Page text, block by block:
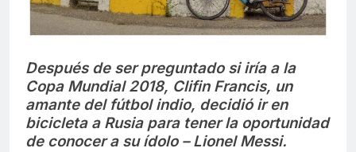
Después de ser preguntado si iría a la
Copa Mundial 2018, Clifin Francis, un
amante del fútbol indio, decidió ir en
bicicleta a Rusia para tener la oportunidad
de conocer a su ídolo – Lionel Messi.